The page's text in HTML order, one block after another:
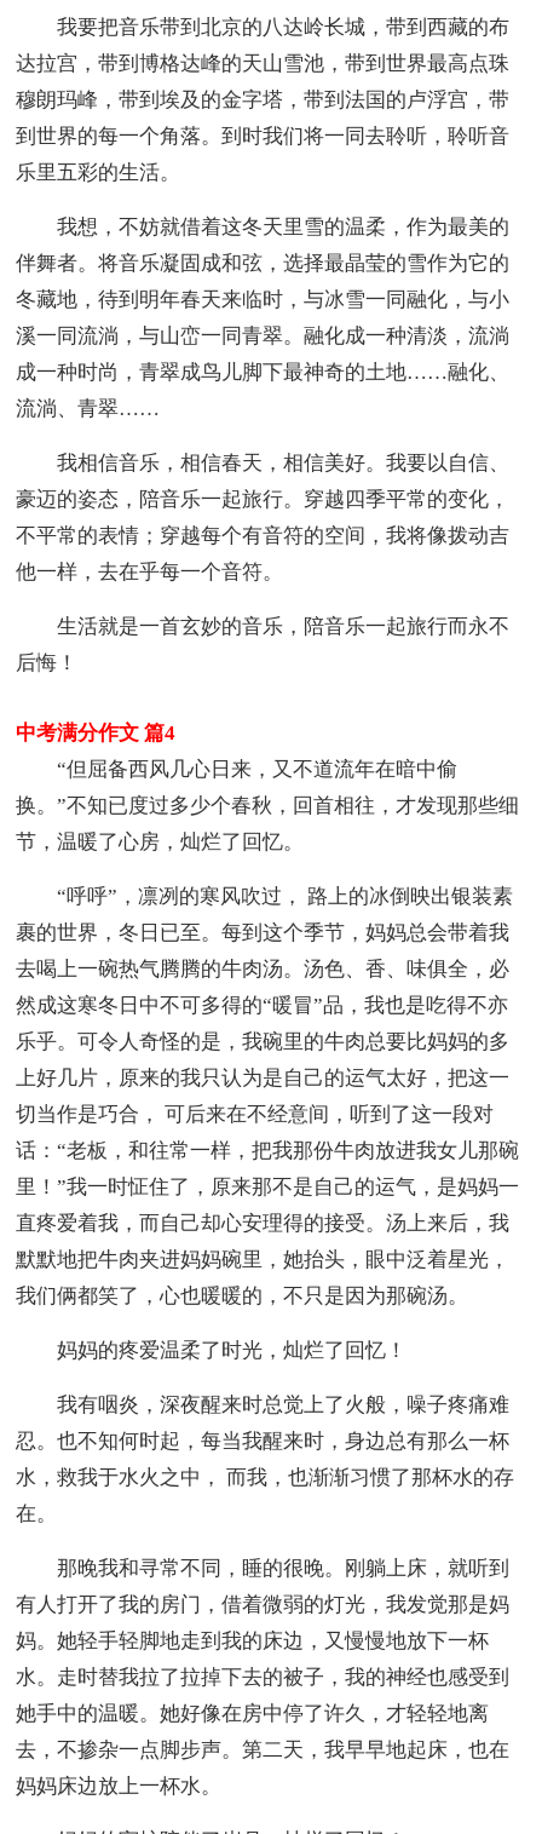
我要把音乐带到北京的八达岭长城，带到西藏的布
达拉宫，带到博格达峰的天山雪池，带到世界最高点珠
穆朗玛峰，带到埃及的金字塔，带到法国的卢浮宫，带
到世界的每一个角落。到时我们将一同去聆听，聆听音
乐里五彩的生活。
我想，不妨就借着这冬天里雪的温柔，作为最美的
伴舞者。将音乐凝固成和弦，选择最晶莹的雪作为它的
冬藏地，待到明年春天来临时，与冰雪一同融化，与小
溪一同流淌，与山峦一同青翠。融化成一种清淡，流淌
成一种时尚，青翠成鸟儿脚下最神奇的土地……融化、
流淌、青翠……
我相信音乐，相信春天，相信美好。我要以自信、
豪迈的姿态，陪音乐一起旅行。穿越四季平常的变化，
不平常的表情；穿越每个有音符的空间，我将像拨动吉
他一样，去在乎每一个音符。
生活就是一首玄妙的音乐，陪音乐一起旅行而永不
后悔！
中考满分作文 篇4
“但屈备西风几心日来，又不道流年在暗中偷
换。”不知已度过多少个春秋，回首相往，才发现那些细
节，温暖了心房，灿烂了回忆。
“呼呼”，凛冽的寒风吹过， 路上的冰倒映出银装素
裹的世界，冬日已至。每到这个季节，妈妈总会带着我
去喝上一碗热气腾腾的牛肉汤。汤色、香、味俱全，必
然成这寒冬日中不可多得的“暖冒”品，我也是吃得不亦
乐乎。可令人奇怪的是，我碗里的牛肉总要比妈妈的多
上好几片，原来的我只认为是自己的运气太好，把这一
切当作是巧合， 可后来在不经意间，听到了这一段对
话：“老板，和往常一样，把我那份牛肉放进我女儿那碗
里！”我一时怔住了，原来那不是自己的运气，是妈妈一
直疼爱着我，而自己却心安理得的接受。汤上来后，我
默默地把牛肉夹进妈妈碗里，她抬头，眼中泛着星光，
我们俩都笑了，心也暖暖的，不只是因为那碗汤。
妈妈的疼爱温柔了时光，灿烂了回忆！
我有咽炎，深夜醒来时总觉上了火般，噪子疼痛难
忍。也不知何时起，每当我醒来时，身边总有那么一杯
水，救我于水火之中， 而我，也渐渐习惯了那杯水的存
在。
那晚我和寻常不同，睡的很晚。刚躺上床，就听到
有人打开了我的房门，借着微弱的灯光，我发觉那是妈
妈。她轻手轻脚地走到我的床边，又慢慢地放下一杯
水。走时替我拉了拉掉下去的被子，我的神经也感受到
她手中的温暖。她好像在房中停了许久，才轻轻地离
去，不掺杂一点脚步声。第二天，我早早地起床，也在
妈妈床边放上一杯水。